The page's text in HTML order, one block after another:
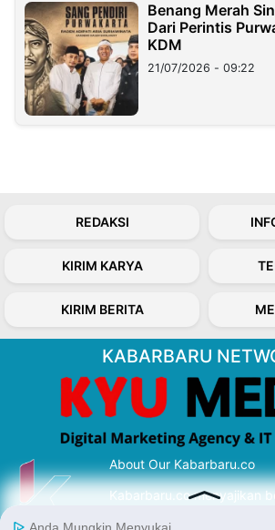
Benang Merah
Dari Perintis
KDM
21/07/2026 - 09:22
REDAKSI
KIRIM KARYA
KIRIM BERITA
KABARBARU
About Our Kabarbaru.co
Kabarbaru.co menyajikan